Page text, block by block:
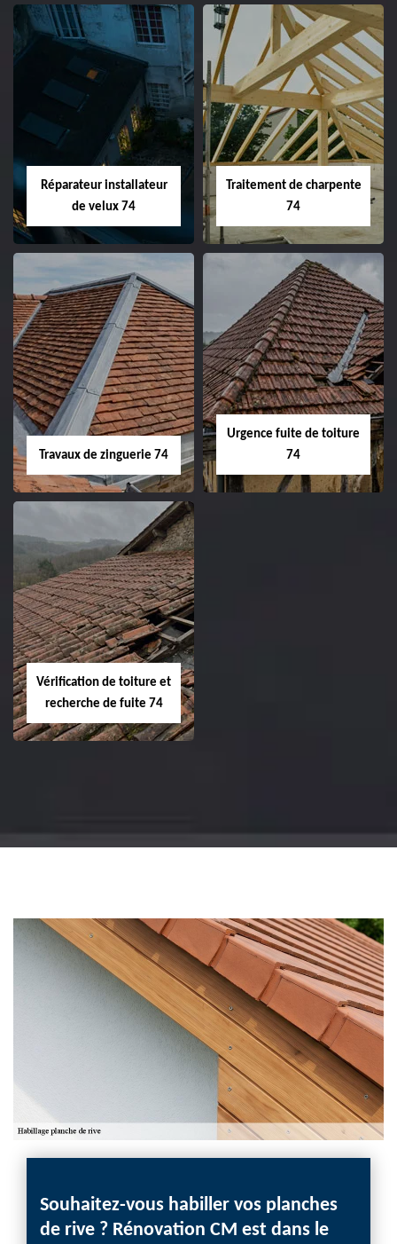
Réparateur installateur
de velux 74
Traitement de charpente
74
Travaux de zinguerie 74
Urgence fuite de toiture
74
Vérification de toiture et
recherche de fuite 74
Souhaitez-vous habiller vos planches
de rive ? Rénovation CM est dans le